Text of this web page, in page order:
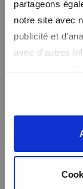
partageons
notre site avec
publicité et
avec d'autres
Pantaloni
posteriore